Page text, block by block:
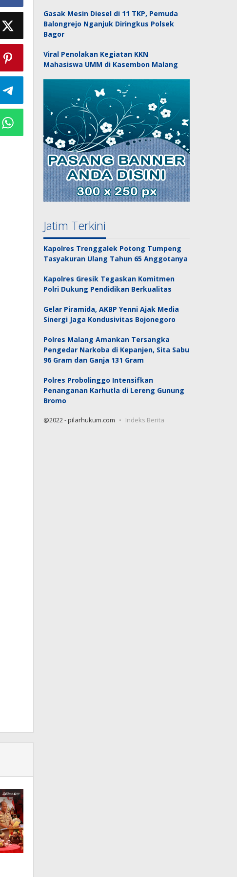
Gasak Mesin Diesel di 11 TKP, Pemuda
Balongrejo Nganjuk Diringkus Polsek
Bagor
Viral Penolakan Kegiatan KKN
Mahasiswa UMM di Kasembon Malang
Jatim Terkini
Kapolres Trenggalek Potong Tumpeng
Tasyakuran Ulang Tahun 65 Anggotanya
Kapolres Gresik Tegaskan Komitmen
Polri Dukung Pendidikan Berkualitas
Gelar Piramida, AKBP Yenni Ajak Media
Sinergi Jaga Kondusivitas Bojonegoro
Polres Malang Amankan Tersangka
Pengedar Narkoba di Kepanjen, Sita Sabu
96 Gram dan Ganja 131 Gram
Polres Probolinggo Intensifkan
Penanganan Karhutla di Lereng Gunung
Bromo
@2022 - pilarhukum.com Indeks Berita